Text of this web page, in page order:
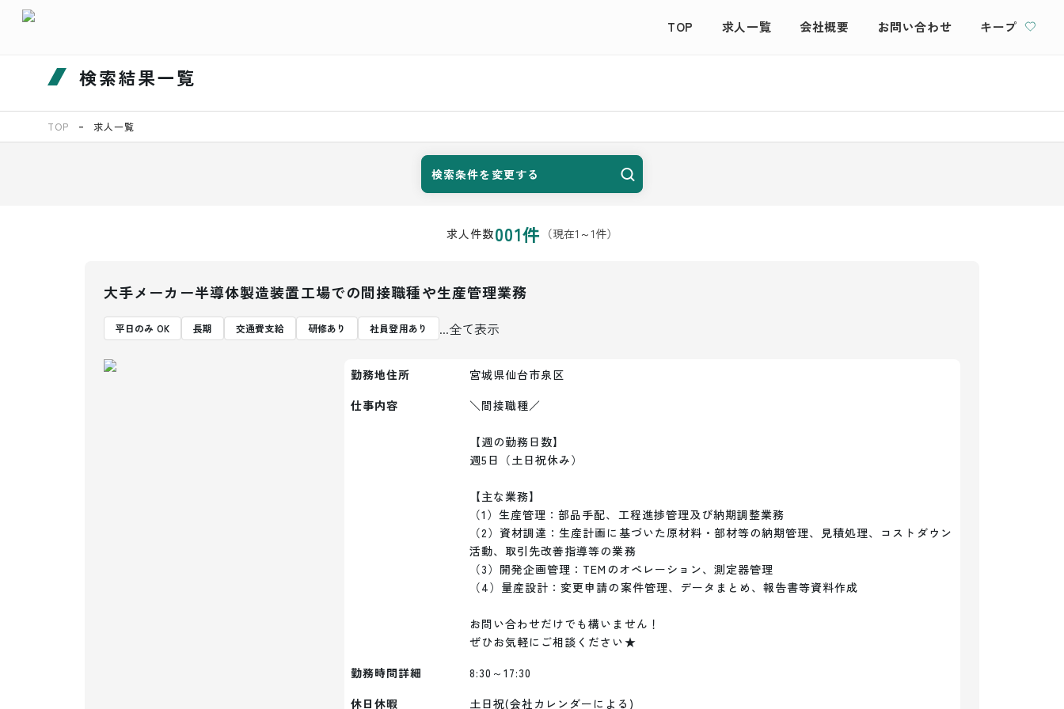
TOP 求人一覧 会社概要 お問い合わせ キープ
検索結果一覧
TOP 求人一覧
検索条件を変更する
求人件数001件 （現在1 ～1件）
大手メーカー半導体製造装置工場での間接職種や生産管理業務
平日のみ OK 長期 交通費支給 研修あり 社員登用あり ...全て表示
勤務地住所
宮城県仙台市泉区
仕事内容
＼間接職種／
【週の勤務日数】
週5日（土日祝休み）
【主な業務】
（1）生産管理：部品手配、工程進捗管理及び納期調整業務
（2）資材調達：生産計画に基づいた原材料・部材等の納期管理、見積処理、コストダウン
活動、取引先改善指導等の業務
（3）開発企画管理：TEMのオペレーション、測定器管理
（4）量産設計：変更申請の案件管理、データまとめ、報告書等資料作成
お問い合わせだけでも構いません！
ぜひお気軽にご相談ください★
勤務時間詳細
8:30～17:30
休日休暇
土日祝(会社カレンダーによる)